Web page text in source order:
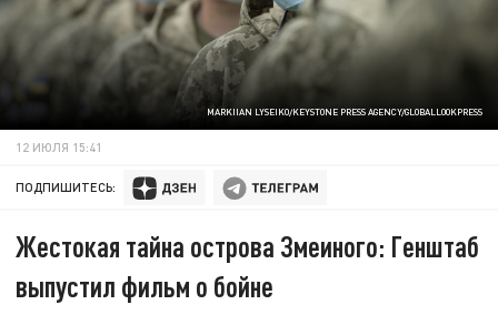
MARKIIAN LYSEIKO/KEYSTONE PRESS AGENCY/GLOBALLOOKPRESS
12 ИЮЛЯ 15:41
ПОДПИШИТЕСЬ:
Жестокая тайна острова Змеиного: Генштаб
выпустил фильм о бойне